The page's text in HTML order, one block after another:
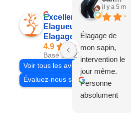
Excellent
Elagueur 77
Elagage Villiers
4.9
Basé sur 27 avis
Voir tous les avis
Évaluez-nous sur
il y a 5 mois
Élagage de
mon sapin,
intervention le
jour même.
Personne
absolument